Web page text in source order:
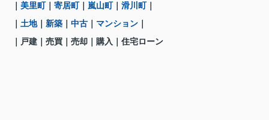
美里町｜ 寄居町｜ 嵐山町｜ 滑川町｜
土地｜ 新築 中古 マンション
｜戸建 ｜売買｜売却｜購入｜住宅ローン